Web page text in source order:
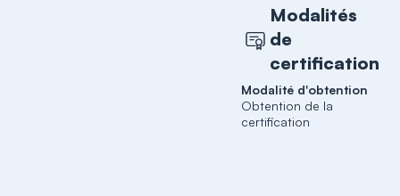
Modalités
de
certification
Modalité d'obtention
Obtention de la
certification